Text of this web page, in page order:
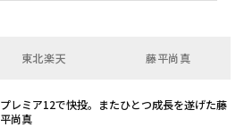
東北楽天 藤平尚真
プレミア12で快投。またひとつ成長を遂げた藤
平尚真